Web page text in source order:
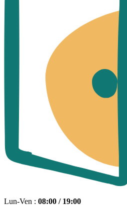
Lun-Ven : 08:00 / 19:00